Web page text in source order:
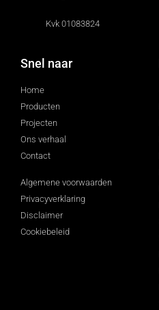
Kvk 01083824
Snel naar
Home
Producten
Projecten
Ons verhaal
Contact
Algemene voorwaarden
Privacyverklaring
Disclaimer
Cookiebeleid